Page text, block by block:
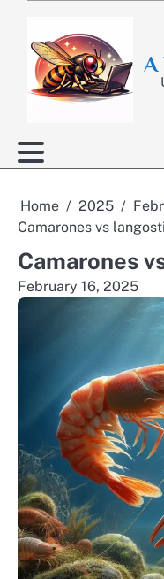
content
A
Home 2025
Camarones vs
Camarones
February 16, 2025